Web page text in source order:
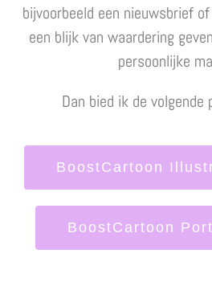
bijvoorbeeld een nieuwsbrief
een blijk van waardering
persoonlijke
Dan bied ik de volgende
BoostCartoon
BoostCartoon